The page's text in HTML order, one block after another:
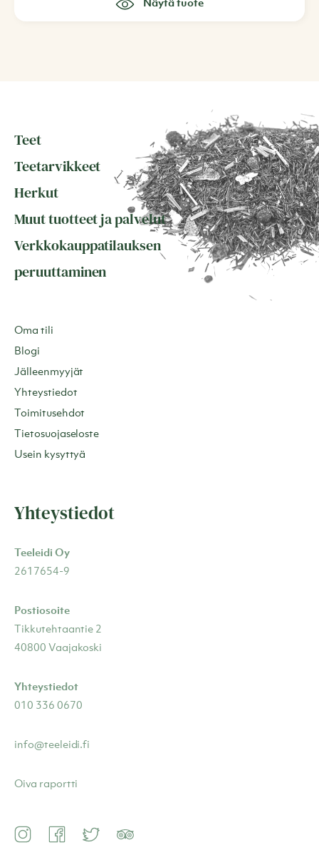
Näytä tuote
Teet
Teetarvikkeet
Herkut
Muut tuotteet ja palvelut
Verkkokauppatilauksen
peruuttaminen
Oma tili
Blogi
Jälleenmyyjät
Yhteystiedot
Toimitusehdot
Tietosuojaseloste
Usein kysyttyä
Yhteystiedot
Teeleidi Oy
2617654-9
Postiosoite
Tikkutehtaantie 2
40800 Vaajakoski
Yhteystiedot
010 336 0670
info@teeleidi.fi
Oiva raportti
InstagramFacebookTwitter TripAdvisor